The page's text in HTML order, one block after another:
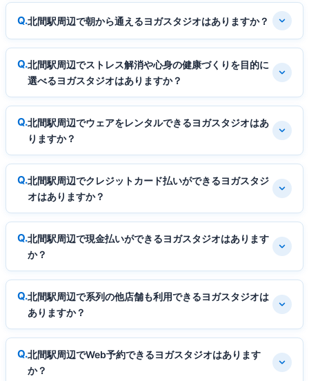
北間駅周辺で朝から通えるヨガスタジオはありますか？
北間駅周辺でストレス解消や心身の健康づくりを目的に
選べるヨガスタジオはありますか？
北間駅周辺でウェアをレンタルできるヨガスタジオはあ
りますか？
北間駅周辺でクレジットカード払いができるヨガスタジ
オはありますか？
北間駅周辺で現金払いができるヨガスタジオはあります
か？
北間駅周辺で系列の他店舗も利用できるヨガスタジオは
ありますか？
北間駅周辺でWeb予約できるヨガスタジオはあります
か？